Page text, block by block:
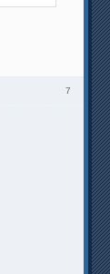
7